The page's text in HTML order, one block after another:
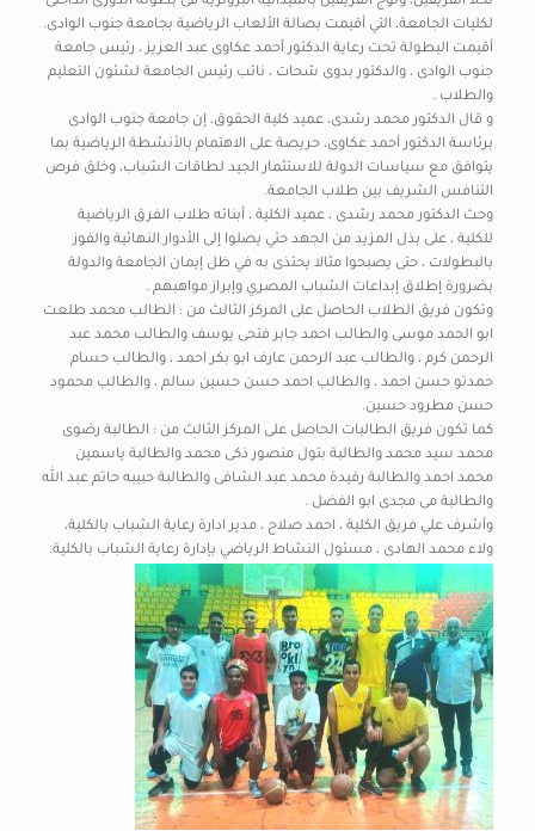
لكليات الجامعة، التي أقيمت بصالة الألعاب الرياضية بجامعة جنوب الوادى.
أقيمت البطولة تحت رعاية الدكتور أحمد عكاوى عبد العزيز ، رئيس جامعة
جنوب الوادى ، والدكتور بدوى شحات ، نائب رئيس الجامعة لشئون التعليم
والطلاب .
و قال الدكتور محمد رشدى، عميد كلية الحقوق، إن جامعة جنوب الوادى
برئاسة الدكتور أحمد عكاوى، حريصة على الاهتمام بالأنشطة الرياضية بما
يتوافق مع سياسات الدولة للاستثمار الجيد لطاقات الشباب، وخلق فرص
التنافس الشريف بين طلاب الجامعة.
وحث الدكتور محمد رشدى ، عميد الكلية ، أبنائه طلاب الفرق الرياضية
للكلية ، على بذل المزيد من الجهد حتي يصلوا إلى الأدوار النهائية والفوز
بالبطولات ، حتى يصبحوا مثالا يحتذى به في ظل إيمان الجامعة والدولة
بضرورة إطلاق إبداعات الشباب المصري وإبراز مواهبهم .
وتكون فريق الطلاب الحاصل على المركز الثالث من : الطالب محمد طلعت
ابو الحمد موسى والطالب احمد جابر فتحى يوسف والطالب محمد عبد
الرحمن كرم ، والطالب عبد الرحمن عارف ابو بكر احمد ، والطالب حسام
حمدتو حسن احمد ، والطالب احمد حسن حسين سالم ، والطالب محمود
حسن مطرود حسين.
كما تكون فريق الطالبات الحاصل على المركز الثالث من : الطالبة رضوى
محمد سيد محمد والطالبة بتول منصور ذكى محمد والطالبة ياسمين
محمد احمد والطالبة رفيدة محمد عبد الشافى والطالبة حبيبه حاتم عبد الله
والطالبة مى مجدى ابو الفضل .
وأشرف علي فريق الكلية ، احمد صلاح ، مدير ادارة رعاية الشباب بالكلية،
ولاء محمد الهادى ، مسئول النشاط الرياضي بإدارة رعاية الشباب بالكلية.